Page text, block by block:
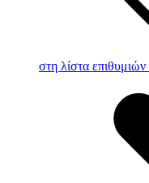
στη λίστα επιθυμιών